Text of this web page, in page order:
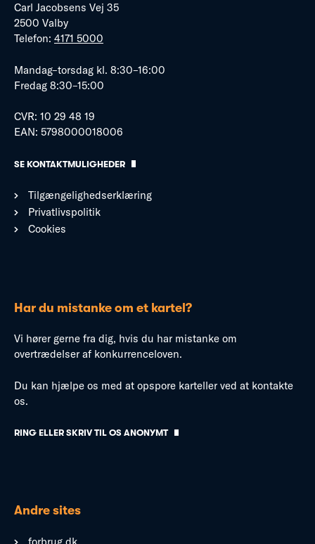
Carl Jacobsens Vej 35
2500 Valby
Telefon: 4171 5000
Mandag–torsdag kl. 8:30–16:00
Fredag 8:30–15:00
CVR: 10 29 48 19
EAN: 5798000018006
SE KONTAKTMULIGHEDER
Tilgængelighedserklæring
Privatlivspolitik
Cookies
Har du mistanke om et kartel?
Vi hører gerne fra dig, hvis du har mistanke om
overtrædelser af konkurrenceloven.
Du kan hjælpe os med at opspore karteller ved at kontakte
os.
RING ELLER SKRIV TIL OS ANONYMT
Andre sites